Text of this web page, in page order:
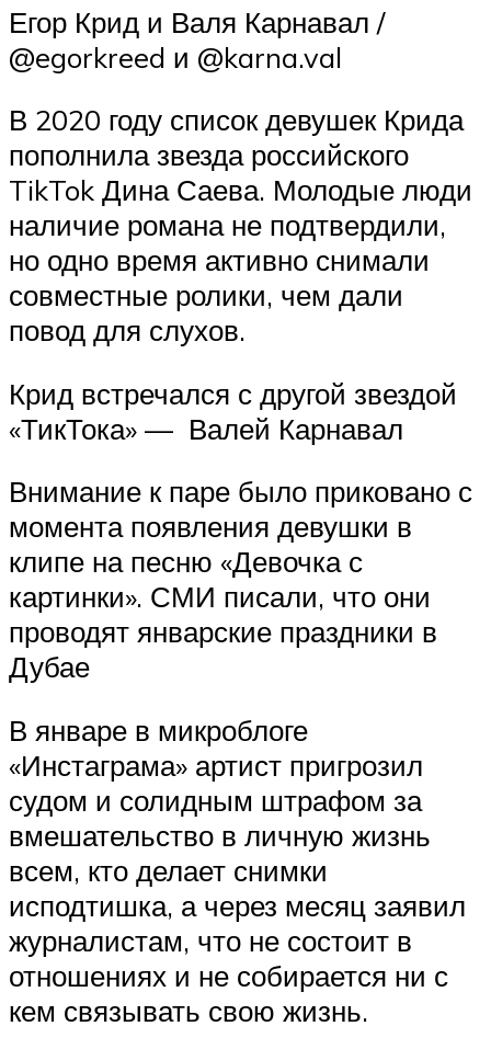
Егор Крид и Валя Карнавал /
@egorkreed и @karna.val
В 2020 году список девушек Крида
пополнила звезда российского
TikTok Дина Саева. Молодые люди
наличие романа не подтвердили,
но одно время активно снимали
совместные ролики, чем дали
повод для слухов.
Крид встречался с другой звездой
«‎ТикТока»‎ — ‎ Валей Карнавал
Внимание к паре было приковано с
момента появления девушки в
клипе на песню «‎Девочка с
картинки»‎‎. СМИ писали, что они
проводят январские праздники в
Дубае
В январе в микроблоге
«‎Инстаграма»‎‎ артист пригрозил
судом и солидным штрафом за
вмешательство в личную жизнь
всем, кто делает снимки
исподтишка, а через месяц заявил
журналистам, что не состоит в
отношениях и не собирается ни с
кем связывать свою жизнь.